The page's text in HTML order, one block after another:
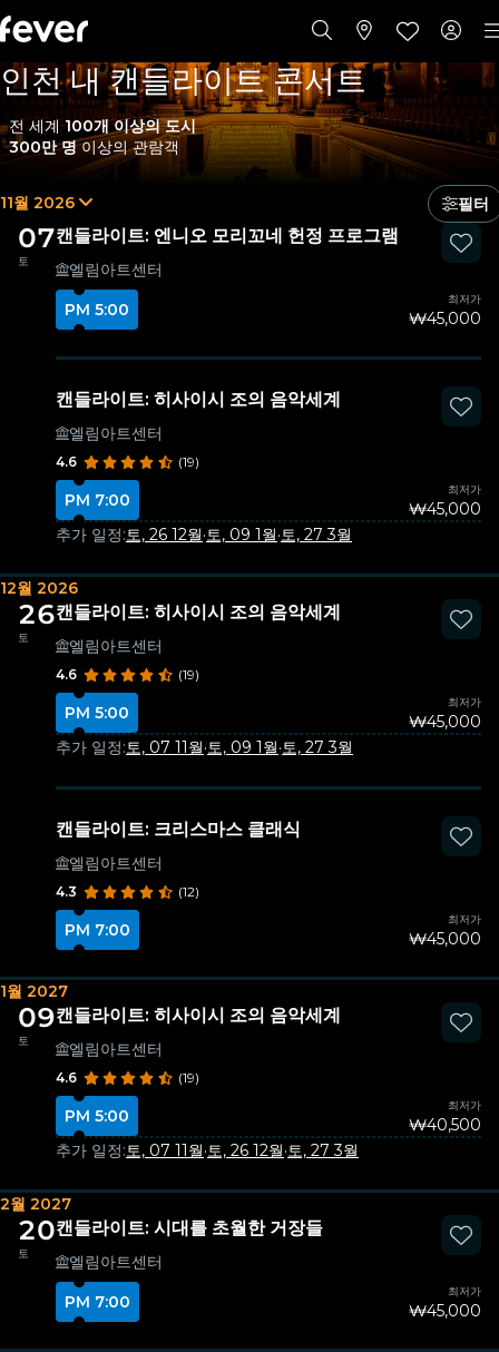
인천 내 캔들라이트 콘서트
전 세계100개 이상의 도시
300만 명이상의 관람객
11월 2026 필터
07
토
캔들라이트: 엔니오 모리꼬네 헌정 프로그램
엘림아트센터
PM 5:00
최저가
₩45,000
캔들라이트: 히사이시 조의 음악세계
엘림아트센터
4.6 (19)
PM 7:00
최저가
₩45,000
추가 일정:토, 26 12월·토, 09 1월·토, 27 3월
12월 2026
26
토
캔들라이트: 히사이시 조의 음악세계
엘림아트센터
4.6 (19)
PM 5:00
최저가
₩45,000
추가 일정:토, 07 11월·토, 09 1월·토, 27 3월
캔들라이트: 크리스마스 클래식
엘림아트센터
4.3 (12)
PM 7:00
최저가
₩45,000
1월 2027
09
토
캔들라이트: 히사이시 조의 음악세계
엘림아트센터
4.6 (19)
PM 5:00
최저가
₩40,500
추가 일정:토, 07 11월·토, 26 12월·토, 27 3월
2월 2027
20
토
캔들라이트: 시대를 초월한 거장들
엘림아트센터
PM 7:00
최저가
₩45,000